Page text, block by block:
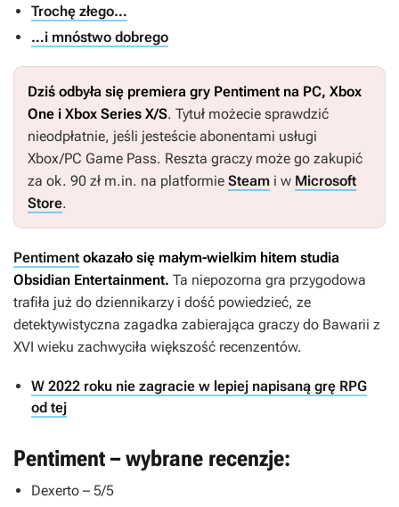
Trochę złego…
…i mnóstwo dobrego
Dziś odbyła się premiera gry Pentiment na PC, Xbox
One i Xbox Series X/S. Tytuł możecie sprawdzić
nieodpłatnie, jeśli jesteście abonentami usługi
Xbox/PC Game Pass. Reszta graczy może go zakupić
za ok. 90 zł m.in. na platformie Steam i w Microsoft
Store.
Pentiment okazało się małym-wielkim hitem studia
Obsidian Entertainment. Ta niepozorna gra przygodowa
trafiła już do dziennikarzy i dość powiedzieć, ze
detektywistyczna zagadka zabierająca graczy do Bawarii z
XVI wieku zachwyciła większość recenzentów.
W 2022 roku nie zagracie w lepiej napisaną grę RPG
od tej
Pentiment – wybrane recenzje:
Dexerto – 5/5